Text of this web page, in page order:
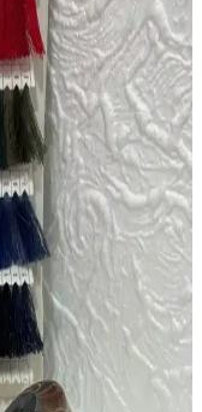
Tığ Setleri
yorumları ve
belirlemede
Dayanıklı
İçin
öne çıkan,
ve estetik